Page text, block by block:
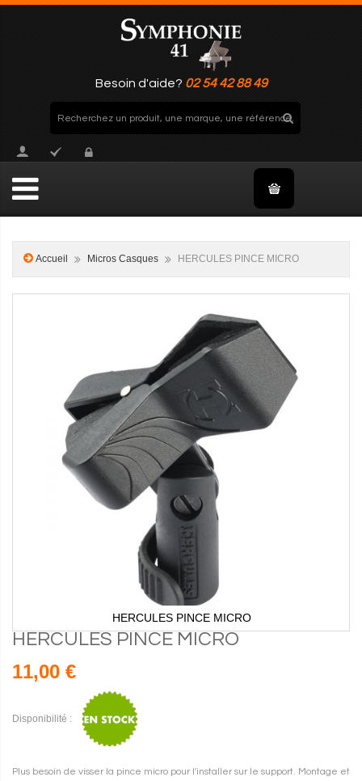
Besoin d'aide? 02 54 42 88 49
Accueil Micros Casques HERCULES PINCE MICRO
HERCULES PINCE MICRO
HERCULES PINCE MICRO
11,00 €
Disponibilité :
Plus besoin de visser la pince micro pour l'installer sur le support. Montage et